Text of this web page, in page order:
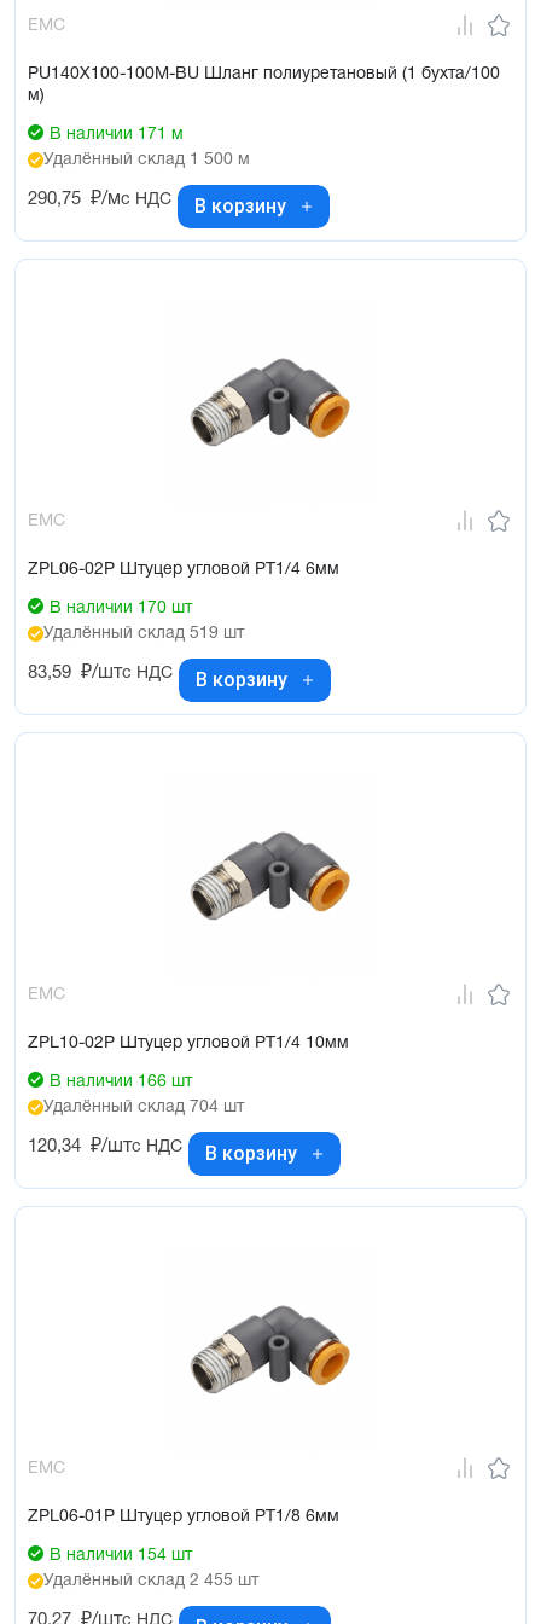
EMC
PU140X100-100M-BU Шланг полиуретановый (1 бухта/100
м)
В наличии 171 м
Удалённый склад 1 500 м
290,75 ₽/мс НДС В корзину
EMC
ZPL06-02P Штуцер угловой PT1/4 6мм
В наличии 170 шт
Удалённый склад 519 шт
83,59 ₽/штс НДС В корзину
EMC
ZPL10-02P Штуцер угловой PT1/4 10мм
В наличии 166 шт
Удалённый склад 704 шт
120,34 ₽/штс НДС В корзину
EMC
ZPL06-01P Штуцер угловой PT1/8 6мм
В наличии 154 шт
Удалённый склад 2 455 шт
70,27 ₽/штс НДС